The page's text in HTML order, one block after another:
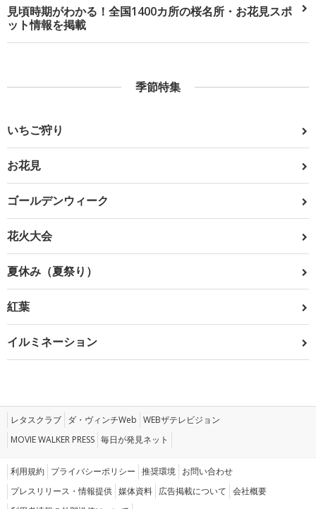
見頃時期がわかる！全国1400カ所の桜名所・お花見スポ
ット情報を掲載
季節特集
いちご狩り
お花見
ゴールデンウィーク
花火大会
夏休み（夏祭り）
紅葉
イルミネーション
レタスクラブ ダ・ヴィンチWeb WEBザテレビジョン
MOVIE WALKER PRESS 毎日が発見ネット
利用規約 プライバシーポリシー 推奨環境 お問い合わせ
プレスリリース・情報提供 媒体資料 広告掲載について 会社概要